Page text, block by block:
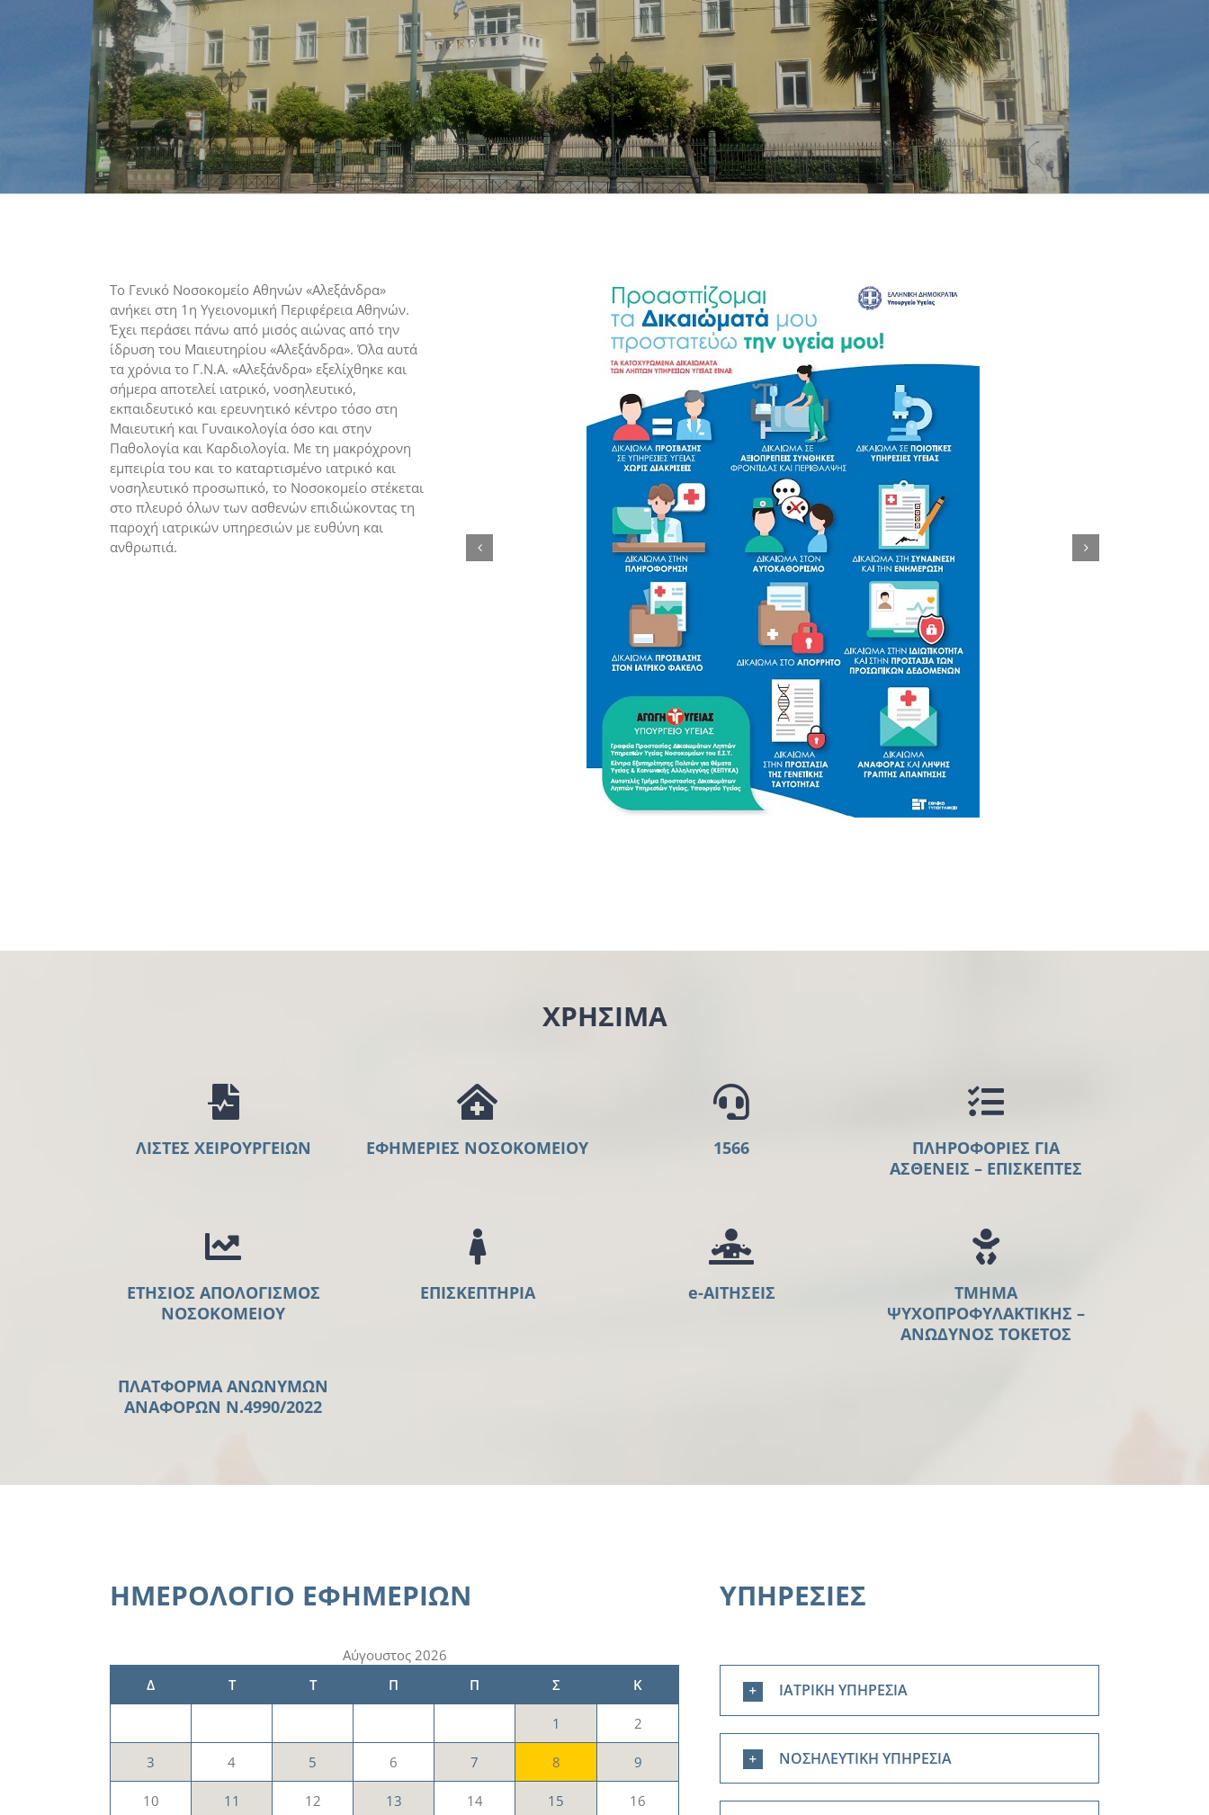
Το Γενικό Νοσοκομείο Αθηνών «Αλεξάνδρα»
ανήκει στη 1η Υγειονομική Περιφέρεια Αθηνών.
Έχει περάσει πάνω από μισός αιώνας από την
ίδρυση του Μαιευτηρίου «Αλεξάνδρα». Όλα αυτά
τα χρόνια το Γ.Ν.Α. «Αλεξάνδρα» εξελίχθηκε και
σήμερα αποτελεί ιατρικό, νοσηλευτικό,
εκπαιδευτικό και ερευνητικό κέντρο τόσο στη
Μαιευτική και Γυναικολογία όσο και στην
Παθολογία και Καρδιολογία. Με τη μακρόχρονη
εμπειρία του και το καταρτισμένο ιατρικό και
νοσηλευτικό προσωπικό, το Νοσοκομείο στέκεται
στο πλευρό όλων των ασθενών επιδιώκοντας τη
παροχή ιατρικών υπηρεσιών με ευθύνη και
ανθρωπιά.
ΧΡΗΣΙΜΑ
ΛΙΣΤΕΣ ΧΕΙΡΟΥΡΓΕΙΩΝ ΕΦΗΜΕΡΙΕΣ ΝΟΣΟΚΟΜΕΙΟΥ 1566
ΠΛΗΡΟΦΟΡΙΕΣ ΓΙΑ
ΑΣΘΕΝΕΙΣ – ΕΠΙΣΚΕΠΤΕΣ
ΕΤΗΣΙΟΣ ΑΠΟΛΟΓΙΣΜΟΣ
ΝΟΣΟΚΟΜΕΙΟΥ
ΕΠΙΣΚΕΠΤΗΡΙΑ e-ΑΙΤΗΣΕΙΣ
ΤΜΗΜΑ
ΨΥΧΟΠΡΟΦΥΛΑΚΤΙΚΗΣ –
ΑΝΩΔΥΝΟΣ ΤΟΚΕΤΟΣ
ΠΛΑΤΦΟΡΜΑ ΑΝΩΝΥΜΩΝ
ΑΝΑΦΟΡΩΝ Ν.4990/2022
ΗΜΕΡΟΛΟΓΙΟ ΕΦΗΜΕΡΙΩΝ
Αύγουστος 2026
Δ
Τ Τ Π Π Σ Κ
1 2
3 4 5 6 7 8 9
10 11 12 13 14 15 16
ΥΠΗΡΕΣΙΕΣ
ΙΑΤΡΙΚΗ ΥΠΗΡΕΣΙΑ
ΝΟΣΗΛΕΥΤΙΚΗ ΥΠΗΡΕΣΙΑ